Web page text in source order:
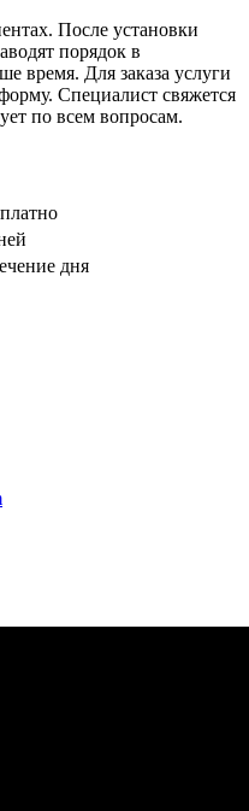
После установки
порядок в
время. Для заказа услуги
Специалист свяжется
по всем вопросам.
дня